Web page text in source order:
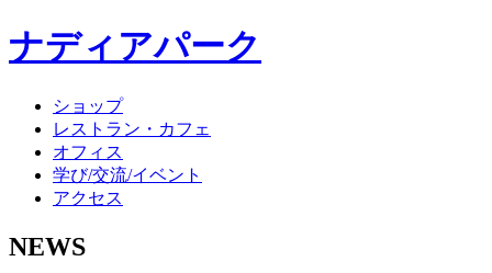
ナディアパーク
ショップ
レストラン・カフェ
オフィス
学び/交流/イベント
アクセス
NEWS